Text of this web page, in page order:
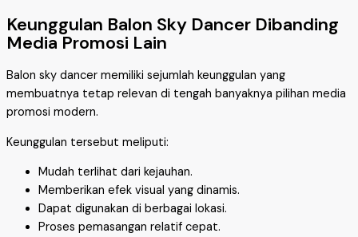
Keunggulan Balon Sky Dancer Dibanding
Media Promosi Lain
Balon sky dancer memiliki sejumlah keunggulan yang
membuatnya tetap relevan di tengah banyaknya pilihan media
promosi modern.
Keunggulan tersebut meliputi:
Mudah terlihat dari kejauhan.
Memberikan efek visual yang dinamis.
Dapat digunakan di berbagai lokasi.
Proses pemasangan relatif cepat.